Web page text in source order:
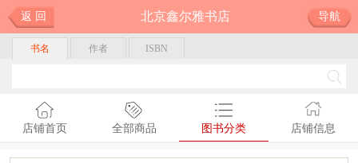
返 回 北京鑫尔雅书店 导航
书名 作者 ISBN
店铺首页 全部商品 图书分类 店铺信息